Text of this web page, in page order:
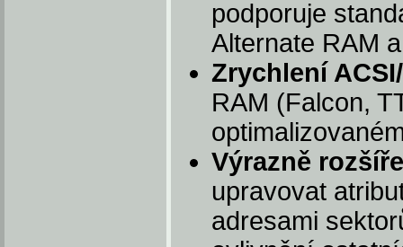
podporuje
Alternate RAM
Zrychlení
RAM (Falcon,
Výrazně
upravovat
adresami